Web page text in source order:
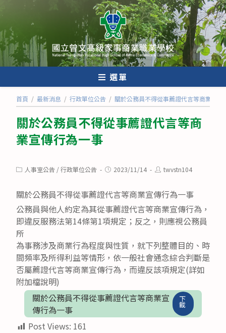
轉
至
主
要
內
選單
首頁 / 最新消息 / 行政單位公告 / 關於公務員不得從事薦證代言等商業宣傳
關於公務員不得從事薦證代言等商
業宣傳行為一事
Post人事室公告 /行政單位公告
Post2023/11/14
Posttwvstn104
關於公務員不得從事薦證代言等商業宣傳行為一事
公務員與他人約定為其從事薦證代言等商業宣傳行為，
即違反服務法第14條第1項規定；反之，則應視公務員
所
為事務涉及商業行為程度與性質，就下列整體目的、時
間頻率及所得利益等情形，依一般社會通念綜合判斷是
否屬薦證代言等商業宣傳行為，而違反該項規定(詳如
附加檔說明)
關於公務員不得從事薦證代言等商業宣
傳行為一事
下
載
Post Views: 161